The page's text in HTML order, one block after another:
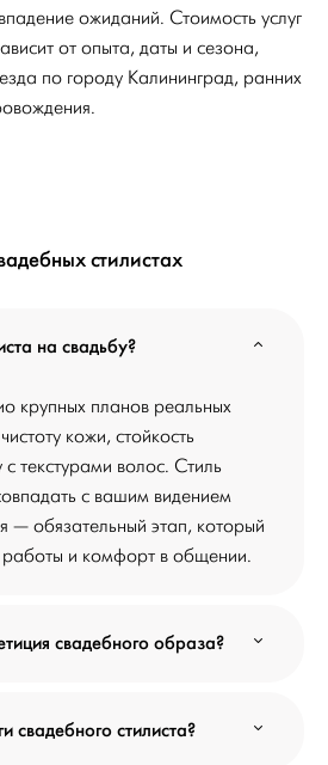
ожиданий. Стоимость услуг
от опыта, даты и сезона,
по городу Калининград, ранних
стилистах
на свадьбу?
крупных планов реальных
кожи, стойкость
текстурами волос. Стиль
с вашим видением
— обязательный этап, который
работы и комфорт в общении.
свадебного образа?
свадебного стилиста?